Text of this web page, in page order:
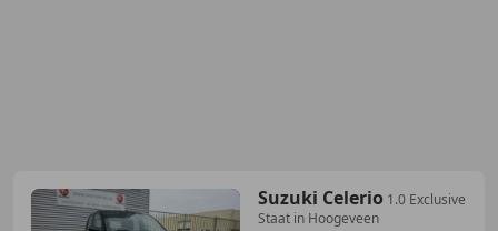
Suzuki Celerio 1.0 Exclusive
Staat in Hoogeveen